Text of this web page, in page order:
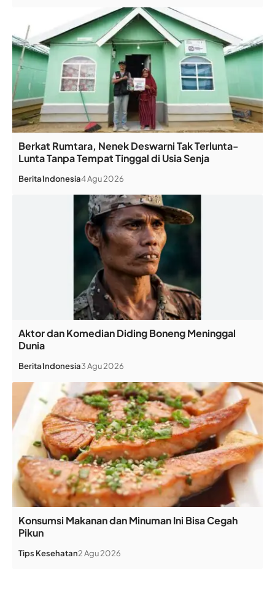
Berkat Rumtara, Nenek Deswarni Tak Terlunta-
Lunta Tanpa Tempat Tinggal di Usia Senja
BeritaIndonesia4 Agu 2026
Aktor dan Komedian Diding Boneng Meninggal
Dunia
BeritaIndonesia3 Agu 2026
Konsumsi Makanan dan Minuman Ini Bisa Cegah
Pikun
Tips Kesehatan2 Agu 2026